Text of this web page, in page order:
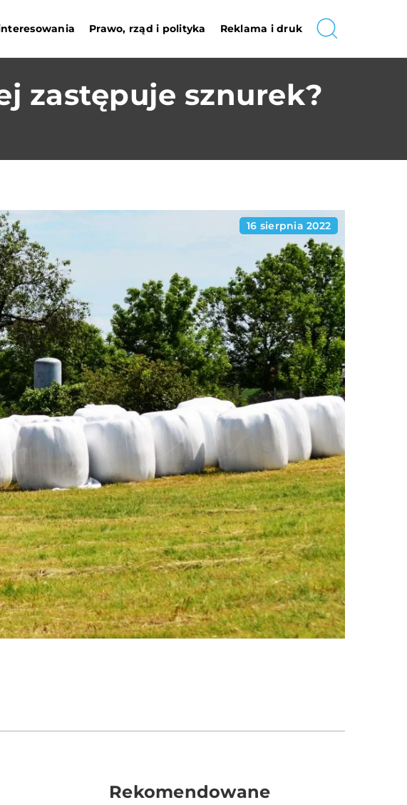
Prawo, rząd i polityka Reklama i druk
zastępuje sznurek?
16 sierpnia 2022
Rekomendowane
Przemysł i technika